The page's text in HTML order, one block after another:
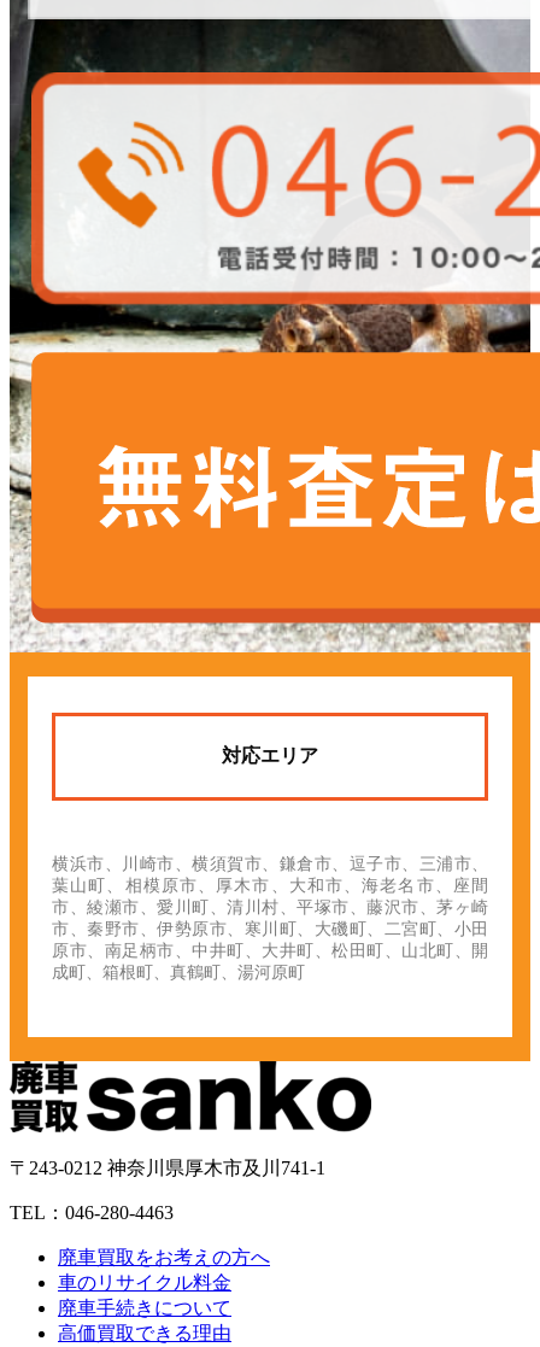
対応エリア
横浜市、川崎市、横須賀市、鎌倉市、逗子市、三浦市、
葉山町、相模原市、厚木市、大和市、海老名市、座間
市、綾瀬市、愛川町、清川村、平塚市、藤沢市、茅ヶ崎
市、秦野市、伊勢原市、寒川町、大磯町、二宮町、小田
原市、南足柄市、中井町、大井町、松田町、山北町、開
成町、箱根町、真鶴町、湯河原町
〒243-0212 神奈川県厚木市及川741-1
TEL：046-280-4463
廃車買取をお考えの方へ
車のリサイクル料金
廃車手続きについて
高価買取できる理由